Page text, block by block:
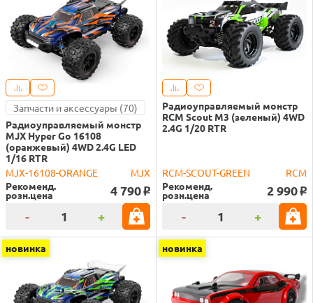
Запчасти и аксессуары (70)
Радиоуправляемый монстр
MJX Hyper Go 16108
(оранжевый) 4WD 2.4G LED
1/16 RTR
MJX-16108-ORANGE
MJX
Рекоменд.
розн.цена 4 790 o
- +
Радиоуправляемый монстр
RCM Scout M3 (зеленый) 4WD
2.4G 1/20 RTR
RCM-SCOUT-GREEN
RCM
Рекоменд.
розн.цена 2 990 o
- +
новинка новинка